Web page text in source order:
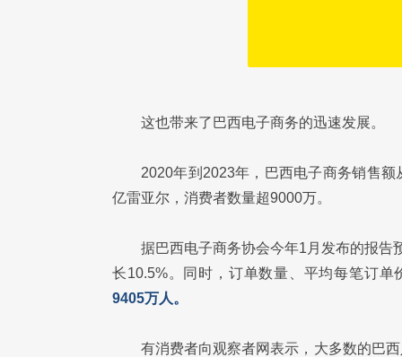
这也带来了巴西电子商务的迅速发展。
2020年到2023年，巴西电子商务销售
亿雷亚尔，消费者数量超9000万。
据巴西电子商务协会今年1月发布的报
长10.5%。同时，订单数量、平均每笔订
9405万人。
有消费者向观察者网表示，大多数的巴